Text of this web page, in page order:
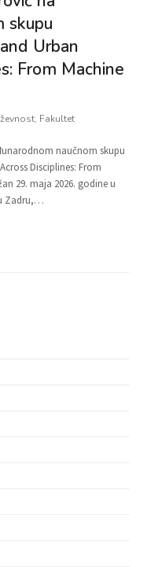
skupu
Urban
From Machine
, Fakultet
naučnom skupu
Disciplines: From
29. maja 2026. godine u
Zadru,…